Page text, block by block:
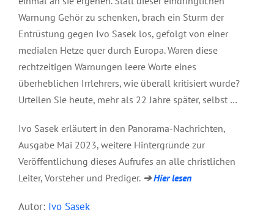
Warnung Gehör zu schenken, brach ein Sturm der
Entrüstung gegen Ivo Sasek los, gefolgt von einer
medialen Hetze quer durch Europa. Waren diese
rechtzeitigen Warnungen leere Worte eines
überheblichen Irrlehrers, wie überall kritisiert wurde?
Urteilen Sie heute, mehr als 22 Jahre später, selbst …
Ivo Sasek erläutert in den Panorama-Nachrichten,
Ausgabe Mai 2023, weitere Hintergründe zur
Veröffentlichung dieses Aufrufes an alle christlichen
Leiter, Vorsteher und Prediger. ➔Hier lesen
Autor: Ivo Sasek